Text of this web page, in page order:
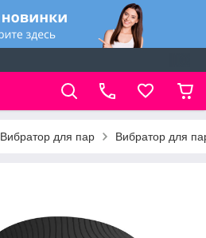
Вибратор для пар Вибратор для